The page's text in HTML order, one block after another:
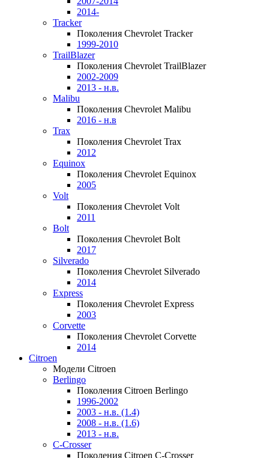
2014-
Tracker
Поколения Chevrolet Tracker
1999-2010
TrailBlazer
Поколения Chevrolet TrailBlazer
2002-2009
2013 - н.в.
Malibu
Поколения Chevrolet Malibu
2016 - н.в
Trax
Поколения Chevrolet Trax
2012
Equinox
Поколения Chevrolet Equinox
2005
Volt
Поколения Chevrolet Volt
2011
Bolt
Поколения Chevrolet Bolt
2017
Silverado
Поколения Chevrolet Silverado
2014
Express
Поколения Chevrolet Express
2003
Corvette
Поколения Chevrolet Corvette
2014
Citroen
Модели Citroen
Berlingo
Поколения Citroen Berlingo
1996-2002
2003 - н.в. (1.4)
2008 - н.в. (1.6)
2013 - н.в.
C-Crosser
Поколения Citroen C-Crosser